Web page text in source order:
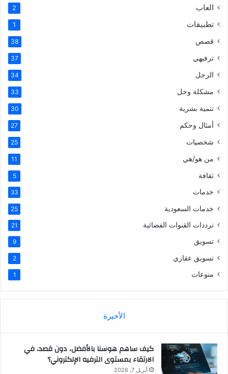
العاب 2
تطبيقات 1
قصص 38
ترفيهي 37
الرجل 34
مشكلة وحل 33
تنمية بشرية 30
أمثال وحكم 27
شخصيات 25
من هو/هي 11
ثقافة 5
خدمات 33
خدمات السعودية 25
ترددات القنوات الفضائية 21
تسويق 9
تسويق عقاري 2
منوعات 1
الأخيرة
كيف ساهم هوسنا بالأفضل، دون قصد، في
الارتقاء بمستوى الترفيه الإلكتروني؟
أبريل 7, 2026